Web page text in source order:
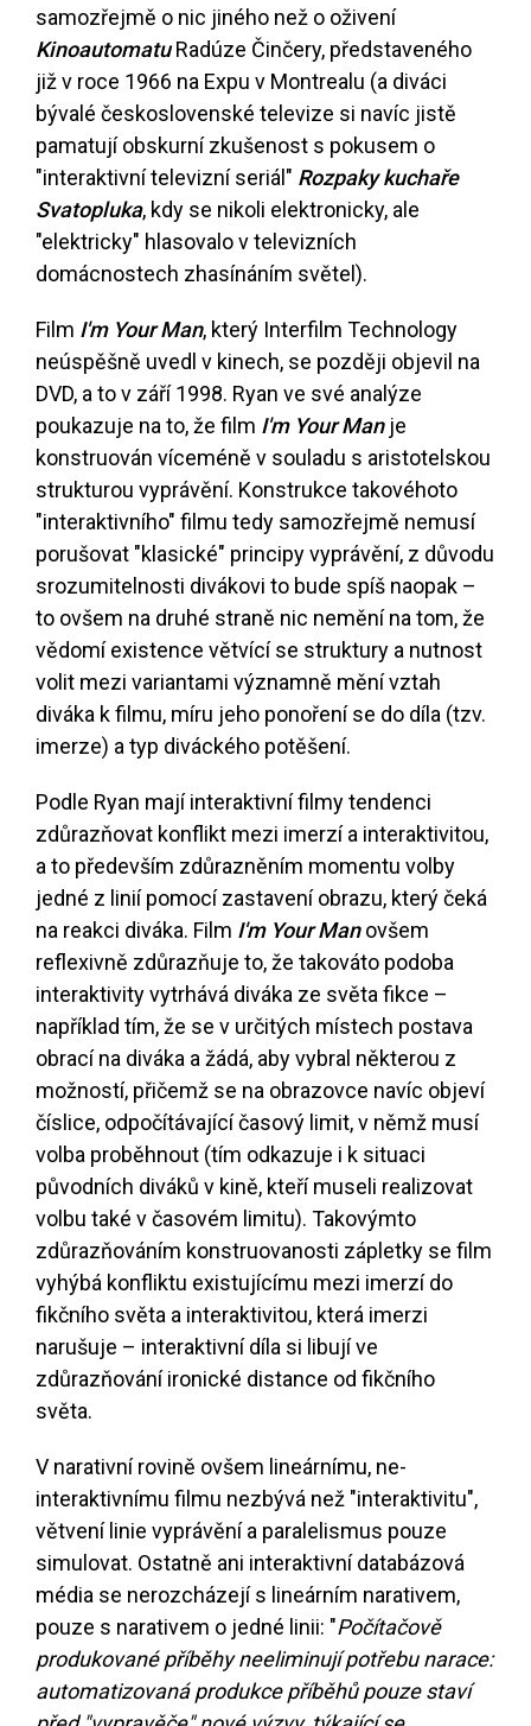
samozřejmě o nic jiného než o oživení
KinoautomatuRadúze Činčery, představeného
již v roce 1966 na Expu v Montrealu (a diváci
bývalé československé televize si navíc jistě
pamatují obskurní zkušenost s pokusem o
"interaktivní televizní seriál" Rozpaky kuchaře
Svatopluka, kdy se nikoli elektronicky, ale
"elektricky" hlasovalo v televizních
domácnostech zhasínáním světel).
Film I'm Your Man, který Interfilm Technology
neúspěšně uvedl v kinech, se později objevil na
DVD, a to v září 1998. Ryan ve své analýze
poukazuje na to, že film I'm Your Manje
konstruován víceméně v souladu s aristotelskou
strukturou vyprávění. Konstrukce takovéhoto
"interaktivního" filmu tedy samozřejmě nemusí
porušovat "klasické" principy vyprávění, z důvodu
srozumitelnosti divákovi to bude spíš naopak –
to ovšem na druhé straně nic nemění na tom, že
vědomí existence větvící se struktury a nutnost
volit mezi variantami významně mění vztah
diváka k filmu, míru jeho ponoření se do díla (tzv.
imerze) a typ diváckého potěšení.
Podle Ryan mají interaktivní filmy tendenci
zdůrazňovat konflikt mezi imerzí a interaktivitou,
a to především zdůrazněním momentu volby
jedné z linií pomocí zastavení obrazu, který čeká
na reakci diváka. Film I'm Your Manovšem
reflexivně zdůrazňuje to, že takováto podoba
interaktivity vytrhává diváka ze světa fikce –
například tím, že se v určitých místech postava
obrací na diváka a žádá, aby vybral některou z
možností, přičemž se na obrazovce navíc objeví
číslice, odpočítávající časový limit, v němž musí
volba proběhnout (tím odkazuje i k situaci
původních diváků v kině, kteří museli realizovat
volbu také v časovém limitu). Takovýmto
zdůrazňováním konstruovanosti zápletky se film
vyhýbá konfliktu existujícímu mezi imerzí do
fikčního světa a interaktivitou, která imerzi
narušuje – interaktivní díla si libují ve
zdůrazňování ironické distance od fikčního
světa.
V narativní rovině ovšem lineárnímu, ne-
interaktivnímu filmu nezbývá než "interaktivitu",
větvení linie vyprávění a paralelismus pouze
simulovat. Ostatně ani interaktivní databázová
média se nerozcházejí s lineárním narativem,
pouze s narativem o jedné linii: "Počítačově
produkované příběhy neeliminují potřebu narace:
automatizovaná produkce příběhů pouze staví